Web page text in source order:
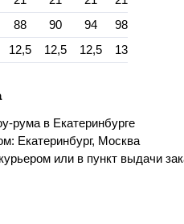
88 90 94
98
12,5 12,5 12,5 13
рума в Екатеринбурге
Екатеринбург, Москва
или в пункт выдачи